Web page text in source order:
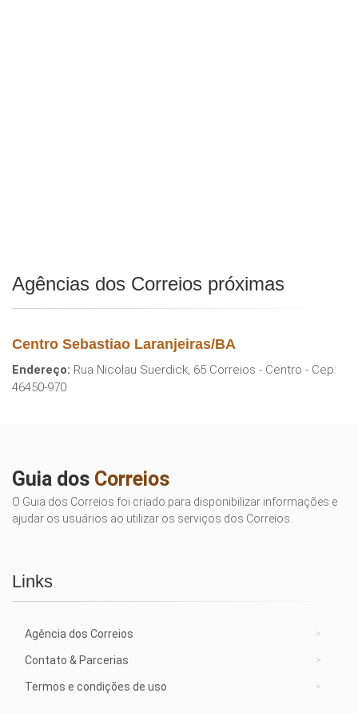
Agências dos Correios próximas
Centro Sebastiao Laranjeiras/BA
Endereço: Rua Nicolau Suerdick, 65 Correios - Centro - Cep:
46450-970
Guia dos Correios
O Guia dos Correios foi criado para disponibilizar informações e
ajudar os usuários ao utilizar os serviços dos Correios.
Links
Agência dos Correios
Contato & Parcerias
Termos e condições de uso